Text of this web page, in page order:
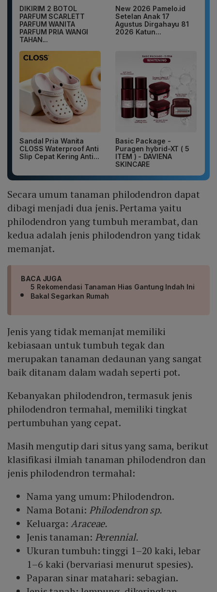
DIKIRIM 2 BOTOL
PARFUM SCARLETT
PARFUM WANITA
PARFUM PRIA WANGI
TAHAN...
New 2026 Pamelo.id
Setelan Anak 17
Agustus Dirgahayu 81
2026 Katun...
Sandal Pria Wanita
CLOSS Waterproof Anti
Slip Cepat Kering Anti...
Basic Package -
Puragen hybrid-XT ( 5
ITEM ) - DAVIENA
SKINCARE
Secara umum tanaman philodendron dapat
dibagi menjadi dua jenis. Pertama yaitu
philodendron yang tumbuh merambat, dan
kedua adalah jenis philodendron yang tidak
memanjat.
BACA JUGA
5 Rekomendasi Tanaman Hias Gantung Indah Ini
Bakal Segarkan Rumah
Jenis yang tidak memanjat memiliki
kebiasaan untuk tumbuh tegak dan
merupakan tanaman dedaunan yang sangat
baik ditanam dalam wadah seperti pot.
Kebanyakan philodendron, termasuk jenis
philodendron termahal, memiliki tingkat
pertumbuhan yang cepat.
Masih mengutip dari situs yang sama, berikut
klasifikasi ilmiah tanaman philodendron dan
jenis philodendron termahal:
Nama yang umum: Philodendron.
Nama Botani: Philodendron sp.
Keluarga: Araceae.
Jenis tanaman: Perennial.
Ukuran tumbuh: tinggi 1–20 kaki, lebar
1–6 kaki (bervariasi menurut spesies).
Paparan sinar matahari: sebagian.